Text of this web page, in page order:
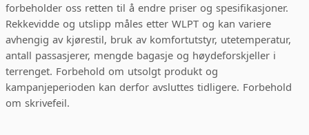
forbeholder oss retten til å endre priser og spesifikasjoner.
Rekkevidde og utslipp måles etter WLPT og kan variere
avhengig av kjørestil, bruk av komfortutstyr, utetemperatur,
antall passasjerer, mengde bagasje og høydeforskjeller i
terrenget. Forbehold om utsolgt produkt og
kampanjeperioden kan derfor avsluttes tidligere. Forbehold
om skrivefeil.